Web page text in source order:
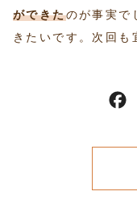
ができたのが事実で
きたいです。次回も